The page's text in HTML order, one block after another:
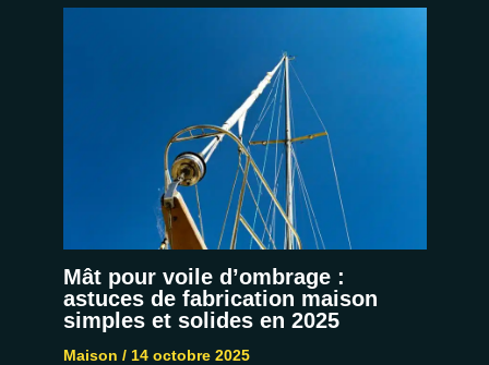
Mât pour voile d’ombrage :
astuces de fabrication maison
simples et solides en 2025
Maison / 14 octobre 2025